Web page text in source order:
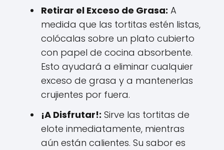
Retirar el Exceso de Grasa: A
medida que las tortitas estén listas,
colócalas sobre un plato cubierto
con papel de cocina absorbente.
Esto ayudará a eliminar cualquier
exceso de grasa y a mantenerlas
crujientes por fuera.
¡A Disfrutar!: Sirve las tortitas de
elote inmediatamente, mientras
aún están calientes. Su sabor es